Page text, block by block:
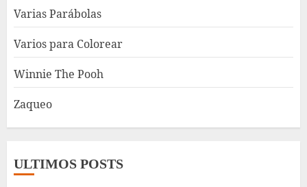
Varias Parábolas
Varios para Colorear
Winnie The Pooh
Zaqueo
ULTIMOS POSTS